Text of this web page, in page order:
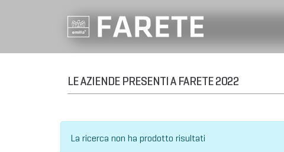
LE AZIENDE PRESENTI A FARETE 2022
La ricerca non ha prodotto risultati